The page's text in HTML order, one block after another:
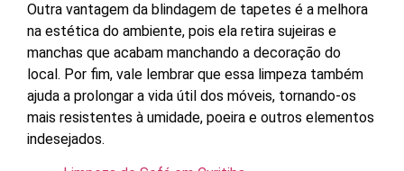
Outra vantagem da blindagem de tapetes é a melhora
na estética do ambiente, pois ela retira sujeiras e
manchas que acabam manchando a decoração do
local. Por fim, vale lembrar que essa limpeza também
ajuda a prolongar a vida útil dos móveis, tornando-os
mais resistentes à umidade, poeira e outros elementos
indesejados.